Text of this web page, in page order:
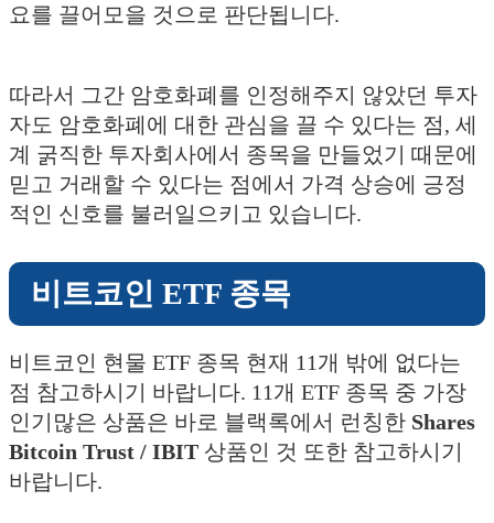
요를 끌어모을 것으로 판단됩니다.
따라서 그간 암호화폐를 인정해주지 않았던 투자
자도 암호화폐에 대한 관심을 끌 수 있다는 점, 세
계 굵직한 투자회사에서 종목을 만들었기 때문에
믿고 거래할 수 있다는 점에서 가격 상승에 긍정
적인 신호를 불러일으키고 있습니다.
비트코인 ETF 종목
비트코인 현물 ETF 종목 현재 11개 밖에 없다는
점 참고하시기 바랍니다. 11개 ETF 종목 중 가장
인기많은 상품은 바로 블랙록에서 런칭한 Shares
Bitcoin Trust / IBIT 상품인 것 또한 참고하시기
바랍니다.